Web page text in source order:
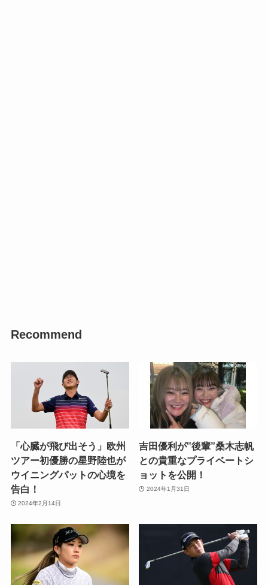
Recommend
「心臓が飛び出そう」欧州
ツアー初優勝の星野陸也が
ウイニングパットの心境を
告白！
2024年2月14日
吉田優利が‟後輩”桑木志帆
との貴重なプライベートシ
ョットを公開！
2024年1月31日